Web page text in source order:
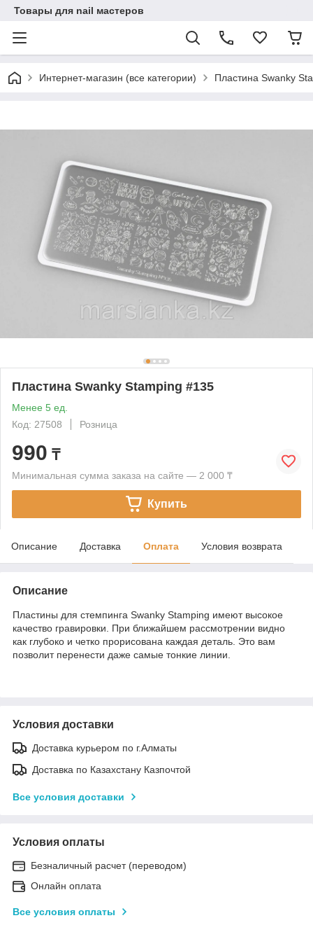
Товары для nail мастеров
Интернет-магазин (все категории) Пластина Swanky
Пластина Swanky Stamping #135
Менее 5 ед.
Код: 27508
Розница
990 ₸
Минимальная сумма заказа на сайте — 2 000 ₸
Купить
Описание Доставка Оплата Условия возврата
Описание
Пластины для стемпинга Swanky Stamping имеют высокое
качество гравировки. При ближайшем рассмотрении видно
как глубоко и четко прорисована каждая деталь. Это вам
позволит перенести даже самые тонкие линии.
Условия доставки
Доставка курьером по г.Алматы
Доставка по Казахстану Казпочтой
Все условия доставки
Условия оплаты
Безналичный расчет (переводом)
Онлайн оплата
Все условия оплаты